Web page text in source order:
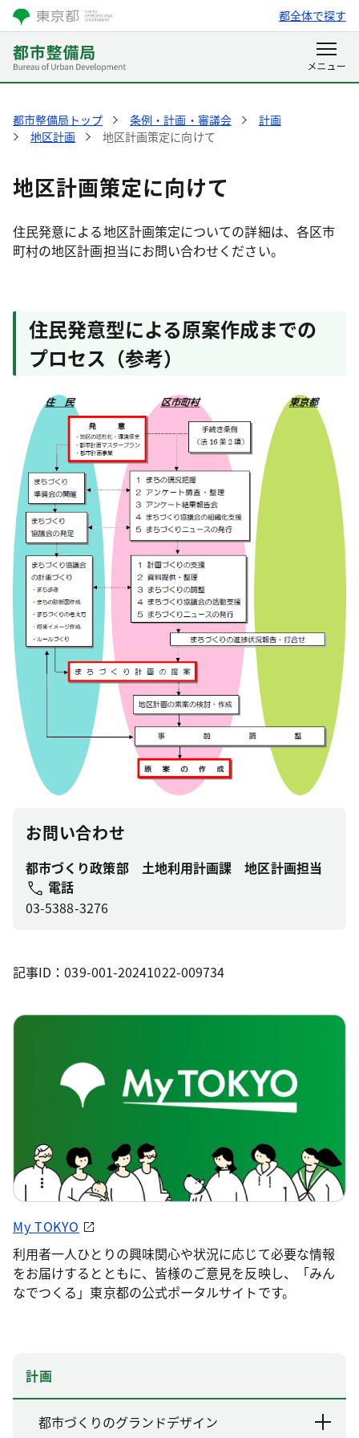
都全体で探す
都市整備局トップ 条例・計画・審議会
計画
地区計画
地区計画策定に向けて
地区計画策定に向けて
住民発意による地区計画策定についての詳細は、各区市
町村の地区計画担当にお問い合わせください。
住民発意型による原案作成までの
プロセス（参考）
お問い合わせ
都市づくり政策部 土地利用計画課 地区計画担当
電話
03-5388-3276
記事ID：039-001-20241022-009734
My TOKYO
利用者一人ひとりの興味関心や状況に応じて必要な情報
をお届けするとともに、皆様のご意見を反映し、「みん
なでつくる」東京都の公式ポータルサイトです。
計画
都市づくりのグランドデザイン